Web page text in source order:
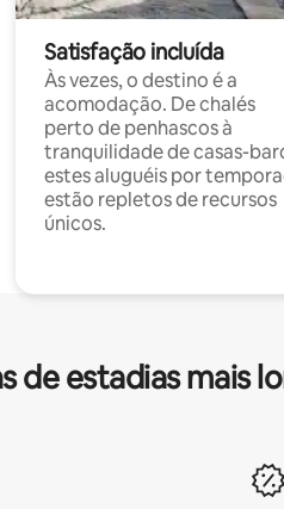
Satisfação incluída
Às vezes, o destino é a
acomodação. De chalés
perto de penhascos à
tranquilidade de casas-
estes aluguéis por
estão repletos de recursos
únicos.
de estadias mais